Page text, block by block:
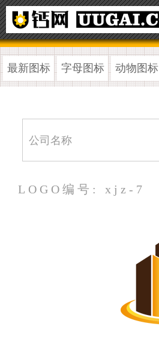
最新图标 字母图标 动物图标
LOGO编号: xjz-7